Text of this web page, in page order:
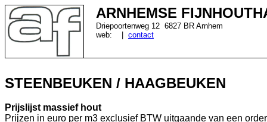
ARNHEMSE
Driepoortenweg 12 6827 BR Arnhem
web:
contact
STEENBEUKEN / HAAGBEUKEN
Prijslijst massief hout
Prijzen in euro per m3 exclusief BTW uitgaande van een